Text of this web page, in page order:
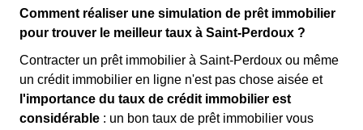
Comment réaliser une simulation de prêt immobilier
pour trouver le meilleur taux à Saint-Perdoux ?
Contracter un prêt immobilier à Saint-Perdoux ou même
un crédit immobilier en ligne n'est pas chose aisée et
l'importance du taux de crédit immobilier est
considérable : un bon taux de prêt immobilier vous